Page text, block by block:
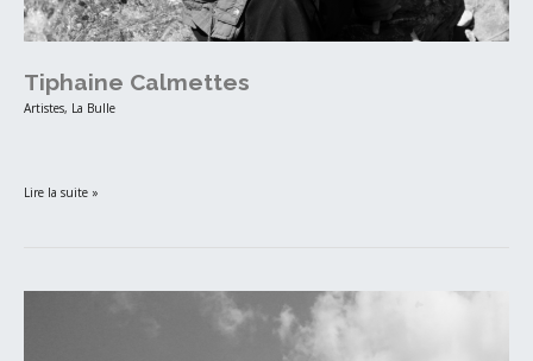
Tiphaine Calmettes
Artistes, La Bulle
Lire la suite »